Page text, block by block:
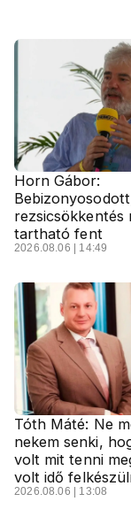
Horn Gábor:
rezsicsökkentés
tartható fent
2026.08.06 | 14:49
Tóth Máté: Ne
nekem senki,
volt mit tenni
volt idő
2026.08.06 | 13:08